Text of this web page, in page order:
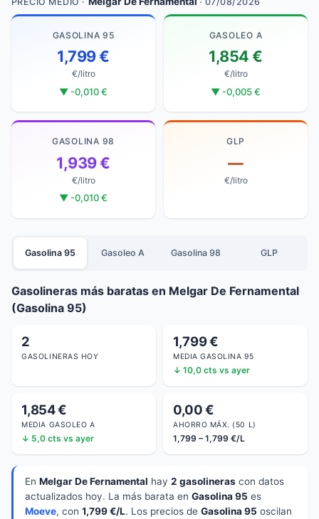
GASOLINA 95
1,799 €
€/litro
▼ -0,010 €
GASOLEO A
1,854 €
€/litro
▼ -0,005 €
GASOLINA 98
1,939 €
€/litro
▼ -0,010 €
GLP
—
€/litro
Gasolina 95 Gasoleo A Gasolina 98 GLP
Gasolineras más baratas en Melgar De Fernamental
(Gasolina 95)
2
GASOLINERAS HOY
1,799 €
MEDIA GASOLINA 95
↓ 10,0 cts vs ayer
1,854 €
MEDIA GASOLEO A
↓ 5,0 cts vs ayer
0,00 €
AHORRO MÁX. (50 L)
1,799 – 1,799 €/L
En Melgar De Fernamental hay 2 gasolineras con datos
actualizados hoy. La más barata en Gasolina 95 es
Moeve, con 1,799 €/L. Los precios de Gasolina 95 oscilan